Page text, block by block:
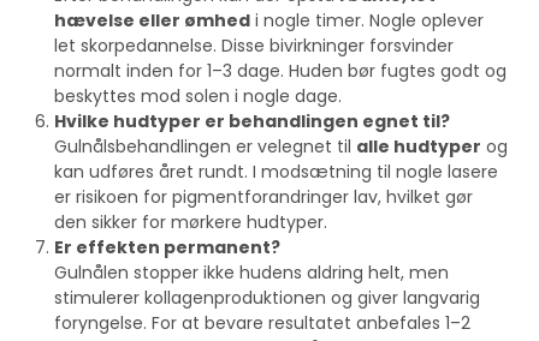
hævelse eller ømhed i nogle timer. Nogle oplever
let skorpedannelse. Disse bivirkninger forsvinder
normalt inden for 1–3 dage. Huden bør fugtes godt og
beskyttes mod solen i nogle dage.
Hvilke hudtyper er behandlingen egnet til?
Gulnålsbehandlingen er velegnet til alle hudtyper og
kan udføres året rundt. I modsætning til nogle lasere
er risikoen for pigmentforandringer lav, hvilket gør
den sikker for mørkere hudtyper.
Er effekten permanent?
Gulnålen stopper ikke hudens aldring helt, men
stimulerer kollagenproduktionen og giver langvarig
foryngelse. For at bevare resultatet anbefales 1–2